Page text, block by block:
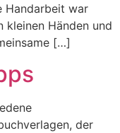
Handarbeit war
kleinen Händen und
[…]
der